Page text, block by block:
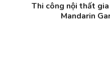
Thi công nội thất
Mandarin